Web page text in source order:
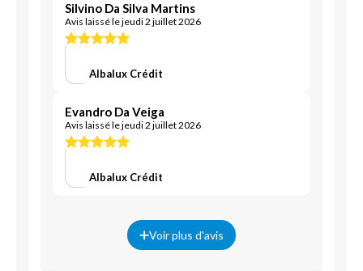
Silvino Da Silva Martins
Avis laissé le jeudi 2 juillet 2026
Albalux Crédit
Evandro Da Veiga
Avis laissé le jeudi 2 juillet 2026
Albalux Crédit
Voir plus d'avis